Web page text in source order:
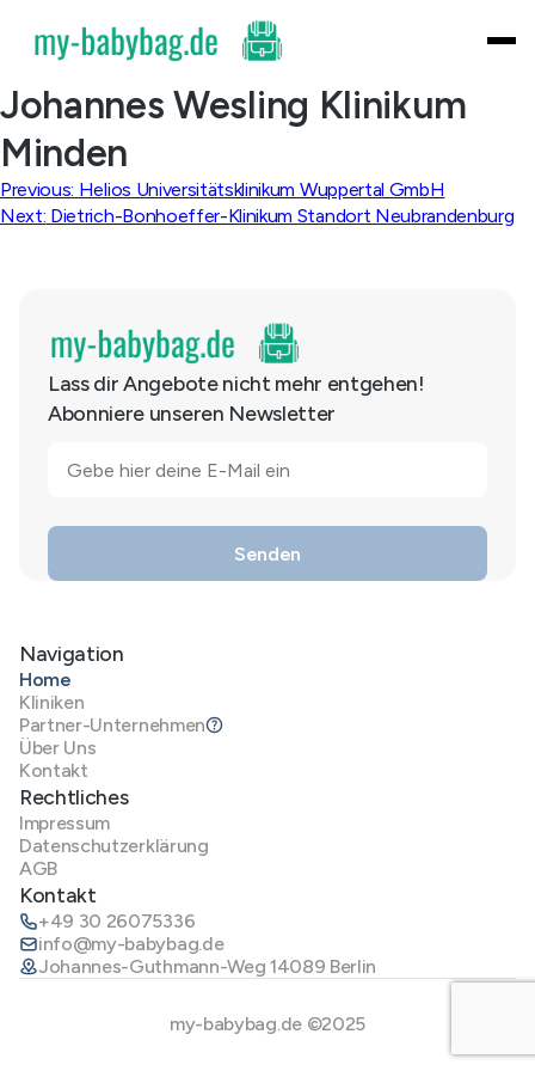
content
Johannes Wesling Klinikum
Minden
Beitragsnavigation
Previous: Helios Universitätsklinikum Wuppertal GmbH
Next: Dietrich-Bonhoeffer-Klinikum Standort Neubrandenburg
Lass dir Angebote nicht mehr entgehen!
Abonniere unseren Newsletter
Navigation
Home
Kliniken
Partner-Unternehmen
Über Uns
Kontakt
Rechtliches
Impressum
Datenschutzerklärung
AGB
Kontakt
+49 30 26075336
info@my-babybag.de
Johannes-Guthmann-Weg 14089 Berlin
my-babybag.de ©2025